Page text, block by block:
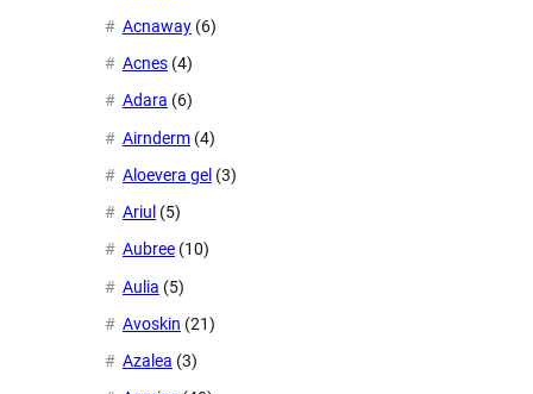
Acnaway (6)
Acnes (4)
Adara (6)
Airnderm (4)
Aloevera gel (3)
Ariul (5)
Aubree (10)
Aulia (5)
Avoskin (21)
Azalea (3)